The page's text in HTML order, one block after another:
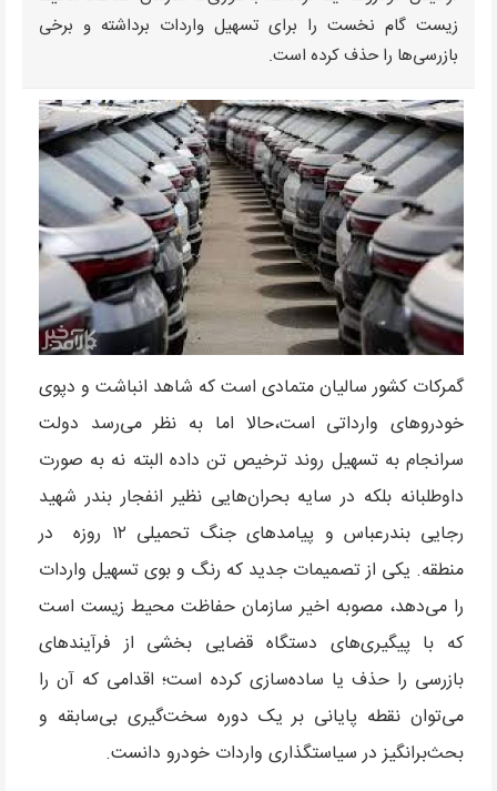
زیست گام نخست را برای تسهیل واردات برداشته و برخی
بازرسی‌ها را حذف کرده است.
گمرکات کشور سالیان متمادی است که شاهد انباشت و دپوی
خودروهای وارداتی است،حالا اما به نظر می‌رسد دولت
سرانجام به تسهیل روند ترخیص تن داده البته نه به صورت
داوطلبانه بلکه در سایه بحران‌هایی نظیر انفجار بندر شهید
رجایی بندرعباس و پیامدهای جنگ تحمیلی ۱۲ روزه در
منطقه. یکی از تصمیمات جدید که رنگ و بوی تسهیل واردات
را می‌دهد، مصوبه اخیر سازمان حفاظت محیط زیست است
که با پیگیری‌های دستگاه قضایی بخشی از فرآیندهای
بازرسی را حذف یا ساده‌سازی کرده است؛ اقدامی که آن را
می‌توان نقطه پایانی بر یک دوره سخت‌گیری بی‌سابقه و
بحث‌برانگیز در سیاستگذاری واردات خودرو دانست.